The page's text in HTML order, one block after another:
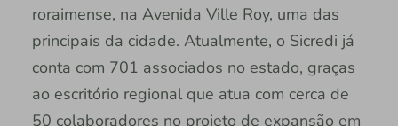
roraimense, na Avenida Ville Roy, uma das
principais da cidade. Atualmente, o Sicredi já
conta com 701 associados no estado, graças
ao escritório regional que atua com cerca de
50 colaboradores no projeto de expansão em